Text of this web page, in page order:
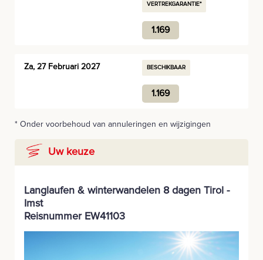
VERTREKGARANTIE*
1.169
Za, 27 Februari 2027 BESCHIKBAAR
1.169
* Onder voorbehoud van annuleringen en wijzigingen
Uw keuze
Langlaufen & winterwandelen 8 dagen Tirol -
Imst
Reisnummer EW41103